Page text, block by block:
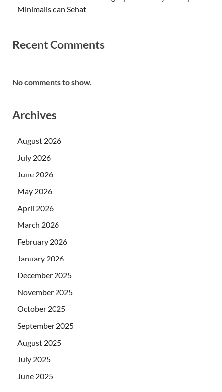
Minimalis dan Sehat
Recent Comments
No comments to show.
Archives
August 2026
July 2026
June 2026
May 2026
April 2026
March 2026
February 2026
January 2026
December 2025
November 2025
October 2025
September 2025
August 2025
July 2025
June 2025